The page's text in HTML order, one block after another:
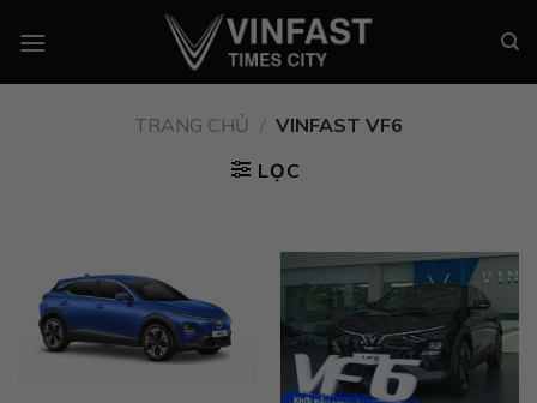
đến
TRANG CHỦ / VINFAST VF6
LỌC